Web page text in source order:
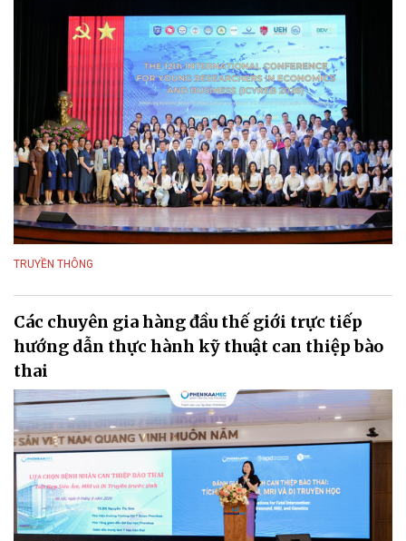
TRUYỀN THÔNG
Các chuyên gia hàng đầu thế giới trực tiếp
hướng dẫn thực hành kỹ thuật can thiệp bào
thai